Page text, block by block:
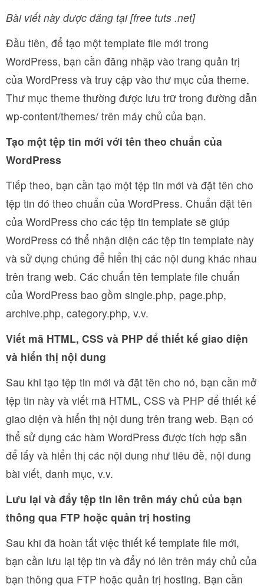
Bài viết này được đăng tại [free tuts .net]
Đầu tiên, để tạo một template file mới trong
WordPress, bạn cần đăng nhập vào trang quản trị
của WordPress và truy cập vào thư mục của theme.
Thư mục theme thường được lưu trữ trong đường dẫn
wp-content/themes/ trên máy chủ của bạn.
Tạo một tệp tin mới với tên theo chuẩn của
WordPress
Tiếp theo, bạn cần tạo một tệp tin mới và đặt tên cho
tệp tin đó theo chuẩn của WordPress. Chuẩn đặt tên
của WordPress cho các tệp tin template sẽ giúp
WordPress có thể nhận diện các tệp tin template này
và sử dụng chúng để hiển thị các nội dung khác nhau
trên trang web. Các chuẩn tên template file chuẩn
của WordPress bao gồm single.php, page.php,
archive.php, category.php, v.v.
Viết mã HTML, CSS và PHP để thiết kế giao diện
và hiển thị nội dung
Sau khi tạo tệp tin mới và đặt tên cho nó, bạn cần mở
tệp tin này và viết mã HTML, CSS và PHP để thiết kế
giao diện và hiển thị nội dung trên trang web. Bạn có
thể sử dụng các hàm WordPress được tích hợp sẵn
để lấy và hiển thị các nội dung như tiêu đề, nội dung
bài viết, danh mục, v.v.
Lưu lại và đẩy tệp tin lên trên máy chủ của bạn
thông qua FTP hoặc quản trị hosting
Sau khi đã hoàn tất việc thiết kế template file mới,
bạn cần lưu lại tệp tin và đẩy nó lên trên máy chủ của
bạn thông qua FTP hoặc quản trị hosting. Bạn cần